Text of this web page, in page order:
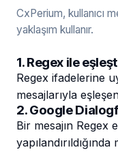
CxPerium, kullanıcı
yaklaşım kullanır.
1. Regex ile
Regex ifadelerine
mesajlarıyla
2. Google
Bir mesajın Regex